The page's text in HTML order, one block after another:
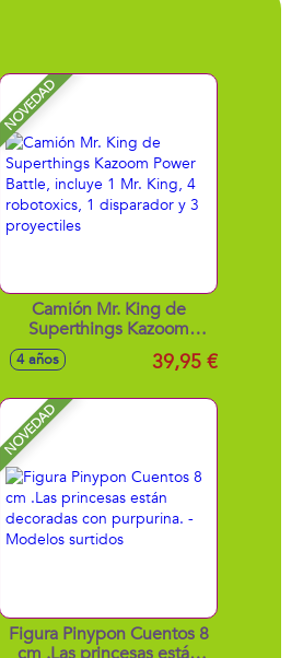
NOVEDAD
Camión Mr. King de
Superthings Kazoom
Power Battle, incluye 1 Mr.
King, 4 robotoxics, 1
4 años 39,95 €
NOVEDAD
Figura Pinypon Cuentos 8